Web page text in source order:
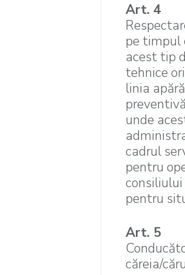
Art. 4
pe timpul
acest tip
tehnice
linia
unde
cadrul
pentru
pentru
Art. 5
căreia/